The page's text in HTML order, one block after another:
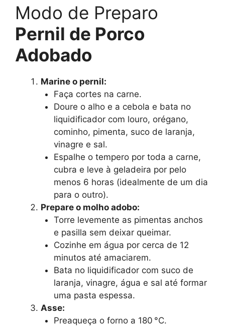
Modo de Preparo
Pernil de Porco
Adobado
Marine o pernil:
Faça cortes na carne.
Doure o alho e a cebola e bata no
liquidificador com louro, orégano,
cominho, pimenta, suco de laranja,
vinagre e sal.
Espalhe o tempero por toda a carne,
cubra e leve à geladeira por pelo
menos 6 horas (idealmente de um dia
para o outro).
Prepare o molho adobo:
Torre levemente as pimentas anchos
e pasilla sem deixar queimar.
Cozinhe em água por cerca de 12
minutos até amaciarem.
Bata no liquidificador com suco de
laranja, vinagre, água e sal até formar
uma pasta espessa.
Asse:
Preaqueça o forno a 180 °C.